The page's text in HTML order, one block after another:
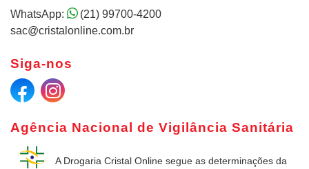
Agência Nacional de Vigilância Sanitária
A Drogaria Cristal Online segue as determinações da
WhatsApp:
(21) 99700-4200
sac@cristalonline.com.br
Siga-nos